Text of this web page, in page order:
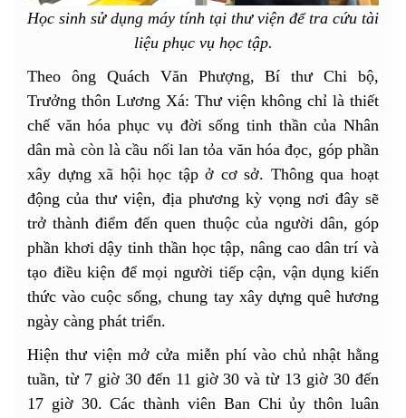
Học sinh sử dụng máy tính tại thư viện để tra cứu tài
liệu phục vụ học tập.
Theo ông Quách Văn Phượng, Bí thư Chi bộ,
Trưởng thôn Lương Xá: Thư viện không chỉ là thiết
chế văn hóa phục vụ đời sống tinh thần của Nhân
dân mà còn là cầu nối lan tỏa văn hóa đọc, góp phần
xây dựng xã hội học tập ở cơ sở. Thông qua hoạt
động của thư viện, địa phương kỳ vọng nơi đây sẽ
trở thành điểm đến quen thuộc của người dân, góp
phần khơi dậy tinh thần học tập, nâng cao dân trí và
tạo điều kiện để mọi người tiếp cận, vận dụng kiến
thức vào cuộc sống, chung tay xây dựng quê hương
ngày càng phát triển.
Hiện thư viện mở cửa miễn phí vào chủ nhật hằng
tuần, từ 7 giờ 30 đến 11 giờ 30 và từ 13 giờ 30 đến
17 giờ 30. Các thành viên Ban Chi ủy thôn luân